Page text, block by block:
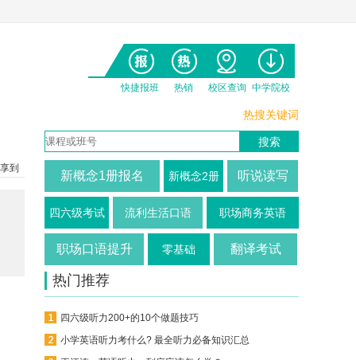
快捷报班 热销 校区查询 中学院校
到
热搜关键词
新概念1册报名 新概念2册 听说读写
四六级考试 流利生活口语 职场商务英语
职场口语提升 零基础 翻译考试
热门推荐
四六级听力200+的10个做题技巧
小学英语听力考什么? 最全听力必备知识汇总